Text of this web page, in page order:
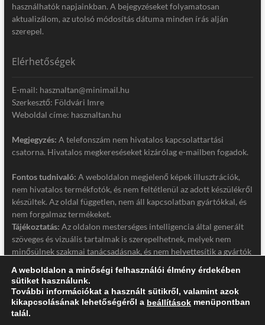
használhatók napjainkban. A bejegyzéseket folyamatosan
aktualizálom, az utolsó módosítás dátuma minden írás alján
szerepel.
Elérhetőségek
E-mail: hasznaltan@minimail.hu
Szerkesztő: Földvári Imre
Weboldal címe: hasznaltan.hu
Megjegyzés: A telefonszám nem hivatalos kapcsolattartási
csatorna. Hivatalos megkereséseket kizárólag e-mailben fogadok.
Fontos tudnivaló: A weboldalon megjelenő képek illusztrációk,
nem hivatalos termékfotók, és nem feltétlenül az adott készülékről
készültek. Az oldal független, nem áll kapcsolatban gyártókkal, és
nem forgalmaz termékeket.
Tájékoztatás: Az oldalon mesterséges intelligencia által generált
szöveges és vizuális tartalmak is szerepelhetnek, melyek nem
minősülnek szakmai tanácsadásnak, és nem helyettesítik a gyártók
Jogi nyilatkozat
Adatkezelési tájékoztató
A weboldalon a minőségi felhasználói élmény érdekében
sütiket használunk.
További információkat a használt sütikről, valamint azok
kikapcsolásának lehetőségéről a beállítások menüpontban
talál.